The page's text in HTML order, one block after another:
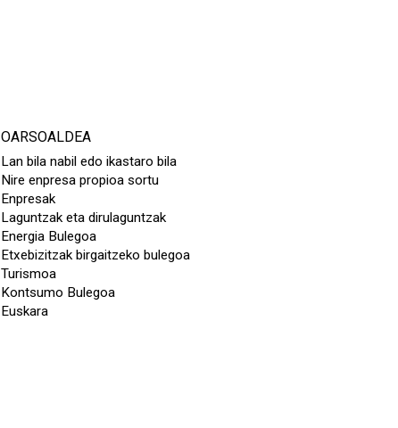
OARSOALDEA
Lan bila nabil edo ikastaro bila
Nire enpresa propioa sortu
Enpresak
Laguntzak eta dirulaguntzak
Energia Bulegoa
Etxebizitzak birgaitzeko bulegoa
Turismoa
Kontsumo Bulegoa
Euskara